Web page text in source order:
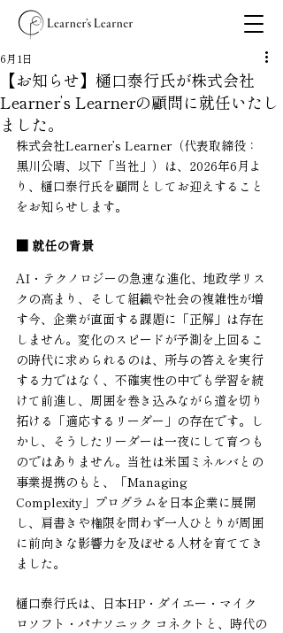
【お知らせ】樋口泰行氏が株式会社
Learner’s Learnerの顧問に就任いたし
ました。
6月1日
株式会社Learner’s Learner（代表取締役：
黒川公晴、以下「当社」）は、2026年6月よ
り、樋口泰行氏を顧問としてお迎えすること
をお知らせします。
■ 就任の背景
AI・テクノロジーの急速な進化、地政学リス
クの高まり、そして組織や社会の複雑性が増
す今、企業が直面する課題に「正解」は存在
しません。変化のスピードが予測を上回るこ
の時代に求められるのは、所与の答えを実行
する力ではなく、不確実性の中でも学習を続
けて前進し、周囲を巻き込みながら道を切り
拓ける「適応するリーダー」の存在です。し
かし、そうしたリーダーは一夜にして育つも
のではありません。当社は米国ミネルバとの
事業提携のもと、「Managing
Complexity」プログラムを日本企業に展開
し、肩書きや権限を問わず一人ひとりが周囲
に前向きな影響力を及ぼせる人材を育ててき
ました。
樋口泰行氏は、日本HP・ダイエー・マイク
ロソフト・パナソニック コネクトと、時代の